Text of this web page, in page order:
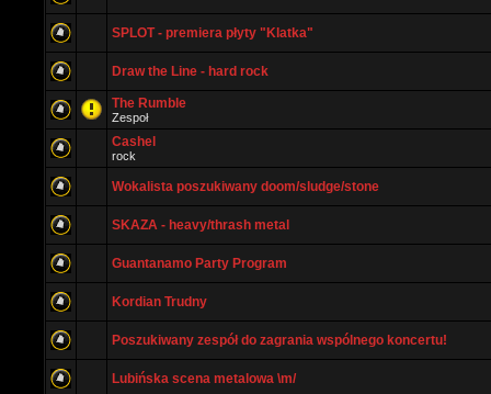
SPLOT - premiera płyty "Klatka"
Draw the Line - hard rock
The Rumble
Zespoł
Cashel
rock
Wokalista poszukiwany doom/sludge/stone
SKAZA - heavy/thrash metal
Guantanamo Party Program
Kordian Trudny
Poszukiwany zespół do zagrania wspólnego koncertu!
Lubińska scena metalowa \m/